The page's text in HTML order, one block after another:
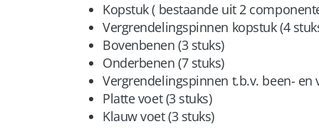
Kopstuk ( bestaande uit 2
Vergrendelingspinnen kopstuk (4
Bovenbenen (3 stuks)
Onderbenen (7 stuks)
Vergrendelingspinnen t.b.v. been- en
Platte voet (3 stuks)
Klauw voet (3 stuks)